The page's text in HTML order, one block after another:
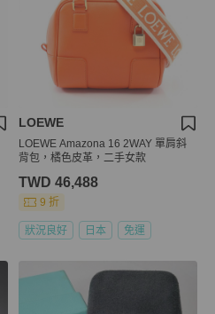
LOEWE
LOEWE Amazona 16 2WAY 單肩斜
背包，橘色皮革，二手女款
TWD 46,488
9 折
狀況良好 日本 免運